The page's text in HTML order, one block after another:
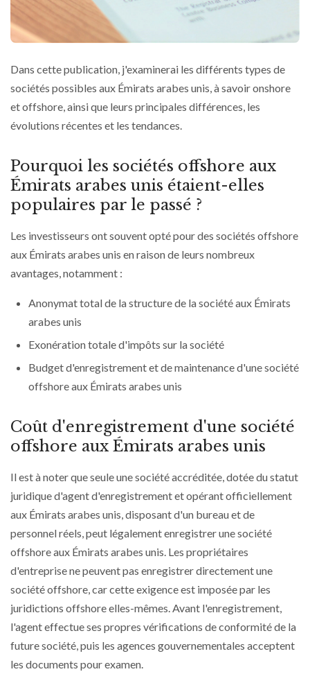
Dans cette publication, j'examinerai les différents types de
sociétés possibles aux Émirats arabes unis, à savoir onshore
et offshore, ainsi que leurs principales différences, les
évolutions récentes et les tendances.
Pourquoi les sociétés offshore aux
Émirats arabes unis étaient-elles
populaires par le passé ?
Les investisseurs ont souvent opté pour des sociétés offshore
aux Émirats arabes unis en raison de leurs nombreux
avantages, notamment :
Anonymat total de la structure de la société aux Émirats
arabes unis
Exonération totale d'impôts sur la société
Budget d'enregistrement et de maintenance d'une société
offshore aux Émirats arabes unis
Coût d'enregistrement d'une société
offshore aux Émirats arabes unis
Il est à noter que seule une société accréditée, dotée du statut
juridique d'agent d'enregistrement et opérant officiellement
aux Émirats arabes unis, disposant d'un bureau et de
personnel réels, peut légalement enregistrer une société
offshore aux Émirats arabes unis. Les propriétaires
d'entreprise ne peuvent pas enregistrer directement une
société offshore, car cette exigence est imposée par les
juridictions offshore elles-mêmes. Avant l'enregistrement,
l'agent effectue ses propres vérifications de conformité de la
future société, puis les agences gouvernementales acceptent
les documents pour examen.